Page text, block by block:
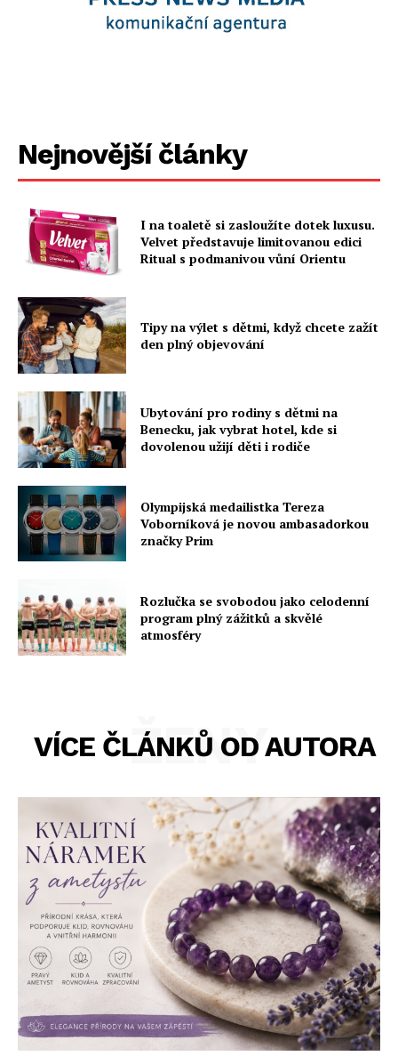
Nejnovější články
I na toaletě si zasloužíte dotek luxusu.
Velvet představuje limitovanou edici
Ritual s podmanivou vůní Orientu
Tipy na výlet s dětmi, když chcete zažít
den plný objevování
Ubytování pro rodiny s dětmi na
Benecku, jak vybrat hotel, kde si
dovolenou užijí děti i rodiče
Olympijská medailistka Tereza
Voborníková je novou ambasadorkou
značky Prim
Rozlučka se svobodou jako celodenní
program plný zážitků a skvělé
atmosféry
VÍCE ČLÁNKŮ OD AUTORA
ŽENY